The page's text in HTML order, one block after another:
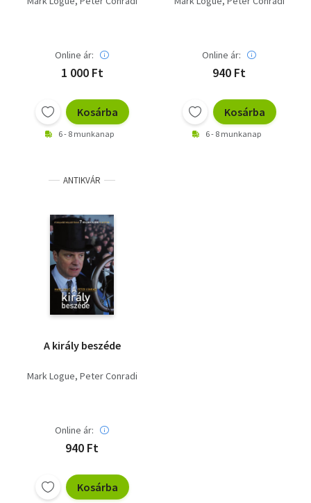
Online ár:
1 000 Ft
Kosárba
6 - 8 munkanap
Online ár:
940 Ft
Kosárba
6 - 8 munkanap
ANTIKVÁR
A király beszéde
Mark Logue Peter Conradi
Online ár:
940 Ft
Kosárba